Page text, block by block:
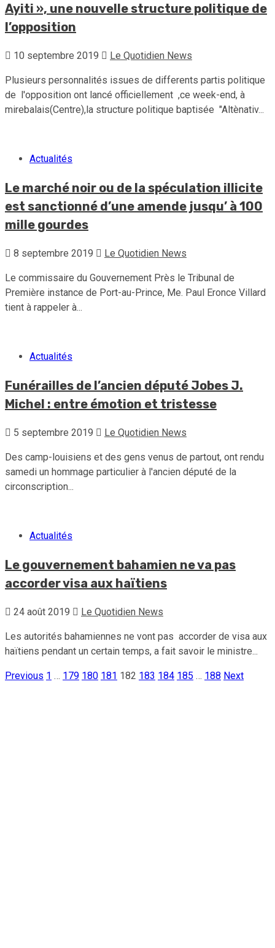
Ayiti », une nouvelle structure politique de
l’opposition
10 septembre 2019 Le Quotidien News
Plusieurs personnalités issues de differents partis politique
de l'opposition ont lancé officiellement ,ce week-end, à
mirebalais(Centre),la structure politique baptisée "Altènativ...
Actualités
Le marché noir ou de la spéculation illicite
est sanctionné d’une amende jusqu’ à 100
mille gourdes
8 septembre 2019 Le Quotidien News
Le commissaire du Gouvernement Près le Tribunal de
Première instance de Port-au-Prince, Me. Paul Eronce Villard
tient à rappeler à...
Actualités
Funérailles de l’ancien député Jobes J.
Michel : entre émotion et tristesse
5 septembre 2019 Le Quotidien News
Des camp-louisiens et des gens venus de partout, ont rendu
samedi un hommage particulier à l'ancien député de la
circonscription...
Actualités
Le gouvernement bahamien ne va pas
accorder visa aux haïtiens
24 août 2019 Le Quotidien News
Les autorités bahamiennes ne vont pas accorder de visa aux
haïtiens pendant un certain temps, a fait savoir le ministre...
Pagination
Previous 1 … 179 180 181 182 183 184 185 … 188 Next